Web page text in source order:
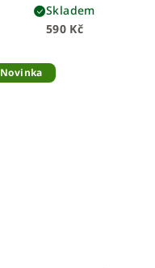
590 Kč
Skladem
Novinka